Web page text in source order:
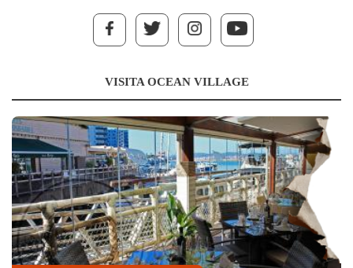
VISITA OCEAN VILLAGE